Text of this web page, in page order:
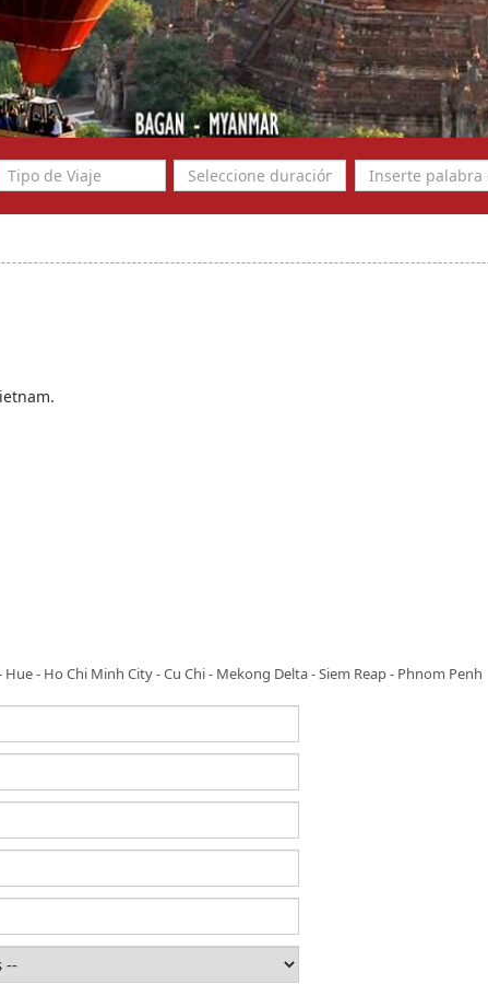
Hue- Ho Chi Minh City-Cu Chi- Mekong Delta-Siem Reap- Phnom Penh